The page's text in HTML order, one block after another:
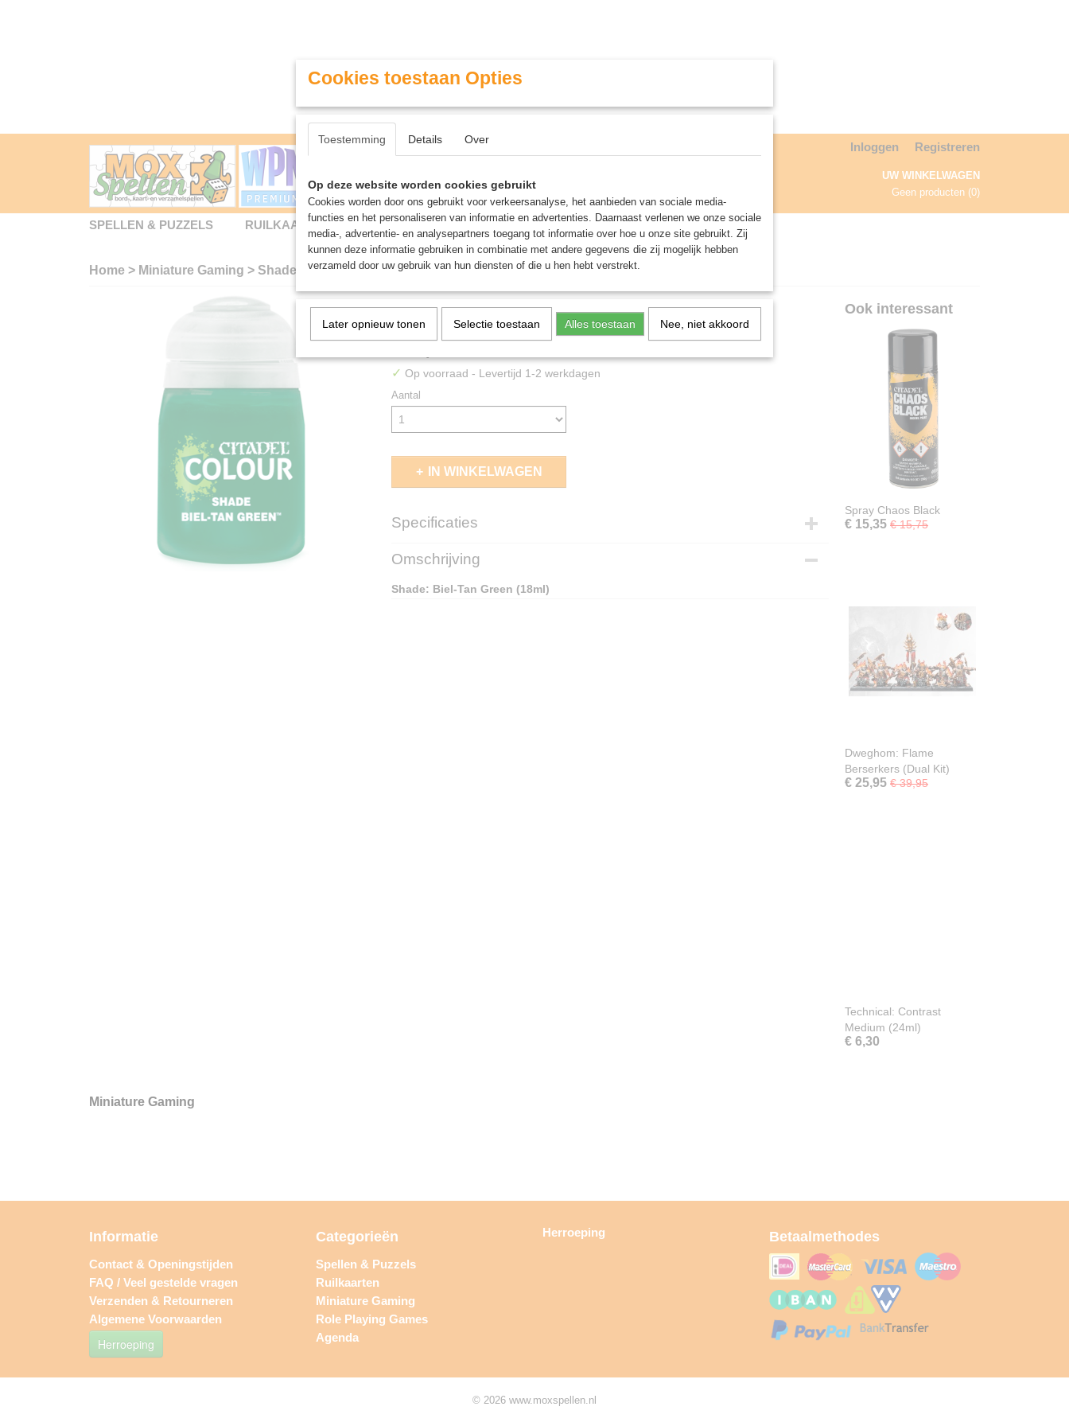
Contact & Openingstijden Inloggen Registreren
UW WINKELWAGEN
Geen producten (0)
SPELLEN & PUZZELS RUILKAARTEN MINIATURE GAMING ROLE PLAYING GAMES AGENDA
Home > Miniature Gaming > Shade: Biel-Tan Green (18ml)
Shade: Biel-Tan Green (18ml)
€ 6,30
✓ Op voorraad - Levertijd 1-2 werkdagen
Aantal
IN WINKELWAGEN
Specificaties
EAN code
Omschrijving
Shade: Biel-Tan Green (18ml)
Ook interessant
Spray Chaos Black
€ 15,35 € 15,75
Dweghom: Flame
Berserkers (Dual Kit)
€ 25,95 € 39,95
Technical: Contrast
Medium (24ml)
€ 6,30
Miniature Gaming
Informatie
Contact & Openingstijden
FAQ / Veel gestelde vragen
Verzenden & Retourneren
Algemene Voorwaarden
Herroeping
Categorieën
Spellen & Puzzels
Ruilkaarten
Miniature Gaming
Role Playing Games
Agenda
Herroeping Betaalmethodes
© 2026 www.moxspellen.nl
Cookies toestaan Opties
Toestemming Details Over
Op deze website worden cookies gebruikt
Cookies worden door ons gebruikt voor verkeersanalyse, het aanbieden van sociale media-
functies en het personaliseren van informatie en advertenties. Daarnaast verlenen we onze sociale
media-, advertentie- en analysepartners toegang tot informatie over hoe u onze site gebruikt. Zij
kunnen deze informatie gebruiken in combinatie met andere gegevens die zij mogelijk hebben
verzameld door uw gebruik van hun diensten of die u hen hebt verstrekt.
Later opnieuw tonen Selectie toestaan Alles toestaan Nee, niet akkoord